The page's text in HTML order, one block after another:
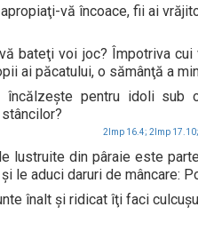
apropiaţi-vă încoace, fii ai
bateţi voi joc? Împotriva
ai păcatului, o sămânţă a
încălzeşte pentru idoli sub
2Imp 16.4; 2Imp 17.10;
lustruite din pâraie este
le aduci daruri de mâncare:
înalt şi ridicat îţi faci